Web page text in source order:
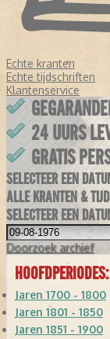
Echte kranten
Echte tijdschriften
Klantenservice
24 UURS
GRATIS
SELECTEER EEN
ALLE KRANTEN &
SELECTEER EEN
Doorzoek archief
HOOFDPERIODES:
Jaren 1700 - 1800
Jaren 1801 - 1850
Jaren 1851 - 1900